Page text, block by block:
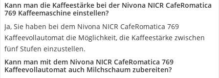
Kann man die Kaffeestärke bei der Nivona NICR CafeRomatica
769 Kaffeemaschine einstellen?
Ja, Sie haben bei dem Nivona NICR CafeRomatica 769
Kaffeevollautomat die Möglichkeit, die Kaffeestärke zwischen
fünf Stufen einzustellen.
Kann man mit dem Nivona NICR CafeRomatica 769
Kaffeevollautomat auch Milchschaum zubereiten?